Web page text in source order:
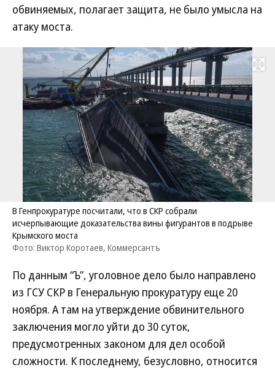
обвиняемых, полагает защита, не было умысла на
атаку моста.
Развернуть
В Генпрокуратуре посчитали, что в СКР собрали
исчерпывающие доказательства вины фигурантов в подрыве
Крымского моста
Фото: Виктор Коротаев, Коммерсантъ
По данным “Ъ”, уголовное дело было направлено
из ГСУ СКР в Генеральную прокуратуру еще 20
ноября. А там на утверждение обвинительного
заключения могло уйти до 30 суток,
предусмотренных законом для дел особой
сложности. К последнему, безусловно, относится